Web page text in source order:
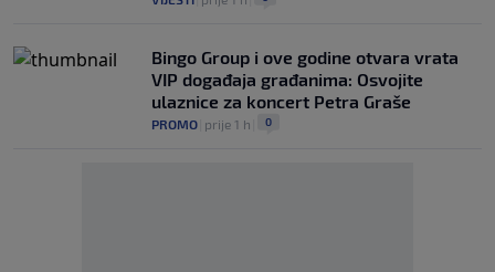
Bingo Group i ove godine otvara vrata
VIP događaja građanima: Osvojite
ulaznice za koncert Petra Graše
PROMO prije 1 h 0